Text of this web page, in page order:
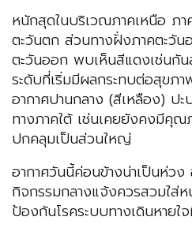
หนักสุดในบริเวณภาคเหนือ ภา
ตะวันตก ส่วนทางฝั่งภาคตะวัน
ตะวันออก พบเห็นสีแดงเช่นกั
ระดับที่เริ่มมีผลกระทบต่อสุข
อากาศปานกลาง (สีเหลือง) ป
ทางภาคใต้ เช่นเคยยังคงมีคุณ
ปกคลุมเป็นส่วนใหญ่
อากาศวันนี้ค่อนข้างน่าเป็นห่ว
กิจกรรมกลางแจ้งควรสวมใส่
ป้องกันโรคระบบทางเดินหายใ